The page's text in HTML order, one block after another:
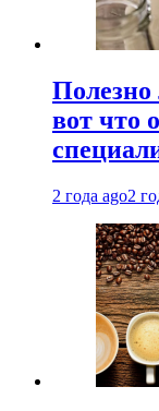
Полезно
вот что
2 года ago2